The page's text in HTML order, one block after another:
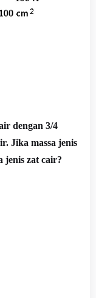
dengan 3/4
Jika massa jenis
jenis zat cair?